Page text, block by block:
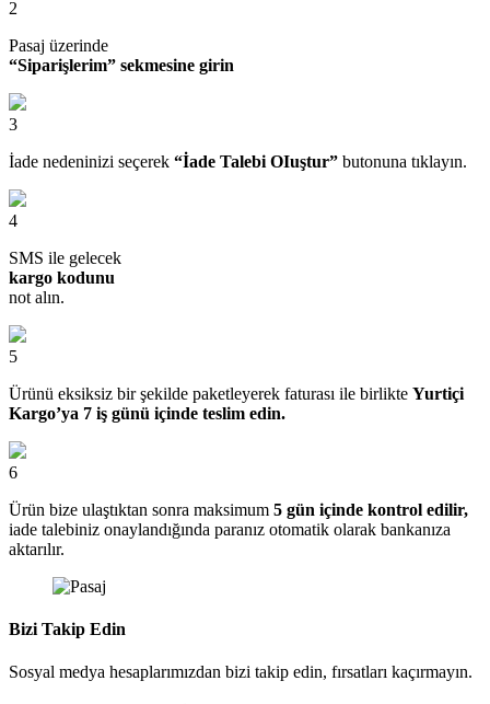
2
Pasaj üzerinde
“Siparişlerim” sekmesine girin
3
İade nedeninizi seçerek “İade Talebi OIuştur” butonuna tıklayın.
4
SMS ile gelecek
kargo kodunu
not alın.
5
Ürünü eksiksiz bir şekilde paketleyerek faturası ile birlikte Yurtiçi
Kargo’ya 7 iş günü içinde teslim edin.
6
Ürün bize ulaştıktan sonra maksimum 5 gün içinde kontrol edilir,
iade talebiniz onaylandığında paranız otomatik olarak bankanıza
aktarılır.
Bizi Takip Edin
Sosyal medya hesaplarımızdan bizi takip edin, fırsatları kaçırmayın.